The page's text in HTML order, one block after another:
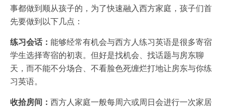
事都做到顺从孩子的，为了快速融入西方家庭，孩子们首
先要做到以下几点：
练习会话： 能够经常有机会与西方人练习英语是很多寄宿
学生选择寄宿的初衷。但好是找机会、找话题与房东聊
天，而不能不分场合、不看脸色死缠烂打地让房东与你练
习英语。
收拾房间： 西方人家庭一般每周六或周日会进行一次家居